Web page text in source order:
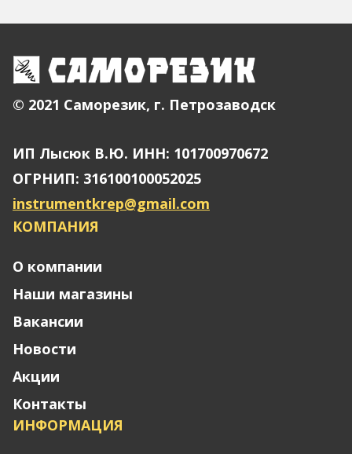
© 2021 Саморезик, г. Петрозаводск
ИП Лысюк В.Ю. ИНН: 101700970672
ОГРНИП: 316100100052025
instrumentkrep@gmail.com
КОМПАНИЯ
О компании
Наши магазины
Вакансии
Новости
Акции
Контакты
ИНФОРМАЦИЯ